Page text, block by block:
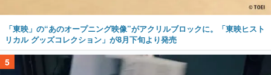
「東映」の“あのオープニング映像”がアクリルブロックに。「東映ヒスト
リカル グッズコレクション」が8月下旬より発売
5